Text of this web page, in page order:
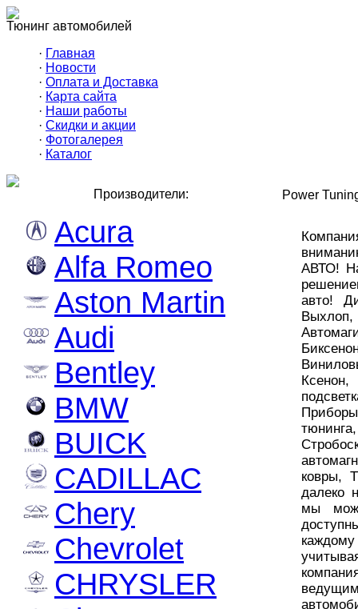
Тюнинг автомобилей
· Главная
· Новости
· Оплата и Доставка
· Карта сайта
· Наши работы
· Скидки и акции
· Фотогалерея
· Каталог
Производители:
Acura
Alfa Romeo
Aston Martin
Audi
Bentley
BMW
BUICK
CADILLAC
Chery
Chevrolet
CHRYSLER
Power
АВТО!
авто!
ковры,
далеко
мы